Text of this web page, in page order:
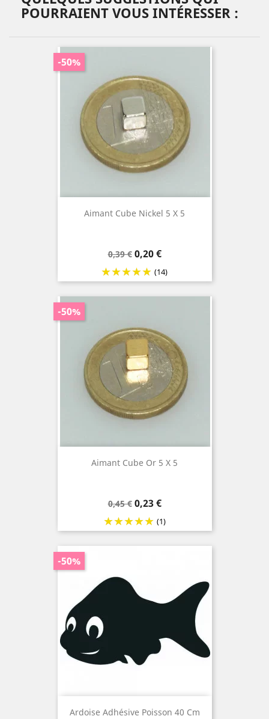
POURRAIENT VOUS INTÉRESSER :
Aimant Cube Nickel 5 X 5
Prix
de
base
0,39 €
-50%
Prix
0,20 €
(14)
Aimant Cube Or 5 X 5
Prix
de
base
0,45 €
-50%
Prix
0,23 €
(1)
Ardoise Adhésive Poisson 40 Cm
-50%